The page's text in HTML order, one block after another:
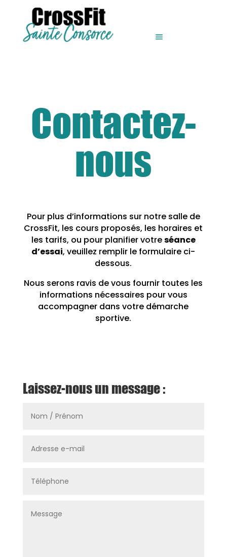
Contactez-
nous
Pour plus d’informations sur notre salle de
CrossFit, les cours proposés, les horaires et
les tarifs, ou pour planifier votreséance
d’essai, veuillez remplir le formulaire ci-
dessous.
Nous serons ravis de vous fournir toutes les
informations nécessaires pour vous
accompagner dans votre démarche
sportive.
Laissez-nous un message :